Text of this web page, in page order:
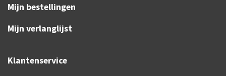
Mijn bestellingen
Mijn verlanglijst
Klantenservice